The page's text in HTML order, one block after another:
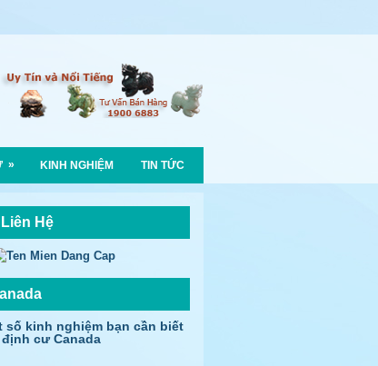
» KINH NGHIỆM TIN TỨC
Hệ
số kinh nghiệm bạn cần biết
cư Canada